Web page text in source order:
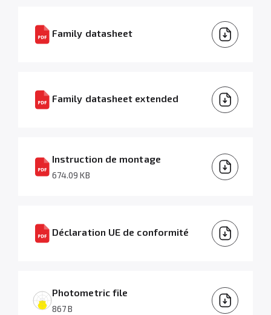
Family datasheet
Family datasheet extended
Instruction de montage
674.09 KB
Déclaration UE de conformité
Photometric file
867 B